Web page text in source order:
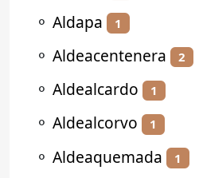
⚬ Aldapa 1
⚬ Aldeacentenera 2
⚬ Aldealcardo 1
⚬ Aldealcorvo 1
⚬ Aldeaquemada 1